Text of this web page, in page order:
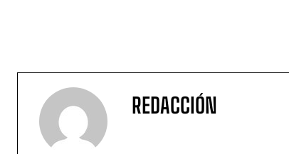
REDACCIÓN